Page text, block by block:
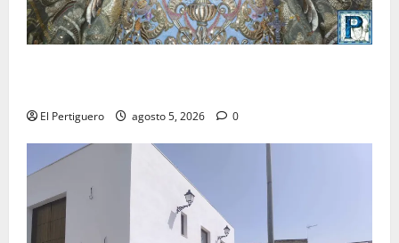
El Pertiguero agosto 5, 2026 0